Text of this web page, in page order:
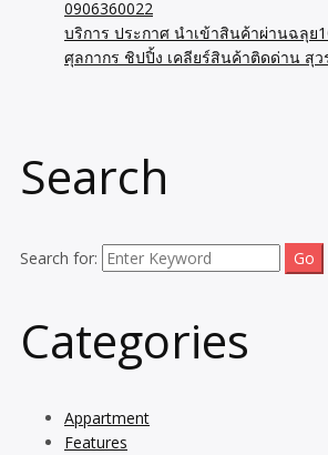
0906360022
บริการ ประกาศ นำเข้าสินค้าผ่านฉลุย
ศุลกากร ชิปปิ้ง เคลียร์สินค้าติดด่าน สุ
Search
Search for:
Categories
Appartment
Features